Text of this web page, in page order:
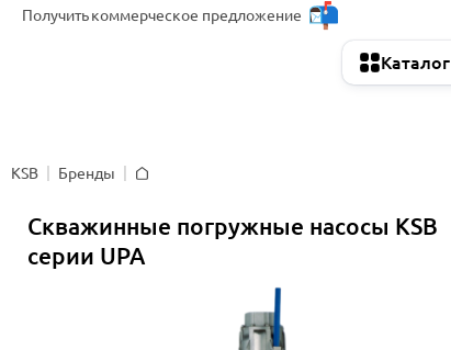
Получитькоммерческое предложение
Каталог
KSB
Бренды
Скважинные погружные насосы KSB
серии UPA